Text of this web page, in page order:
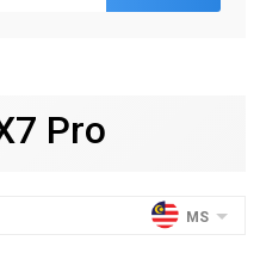
Pro
MS